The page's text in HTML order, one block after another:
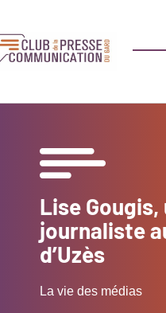
Lise
journaliste
d’Uzès
La vie des médias